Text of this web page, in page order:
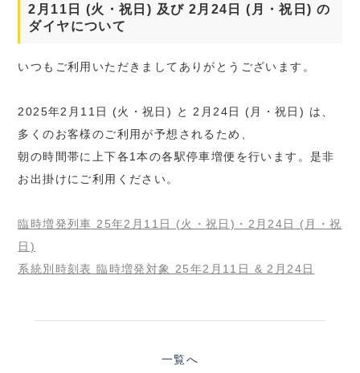
2月11日 (火・祝日) 及び 2月24日 (月・祝日) の
ダイヤについて
いつもご利用いただきましてありがとうございます。
2025年2月11日 (火・祝日) と 2月24日 (月・祝日) は、
多くのお客様のご利用が予想されるため、
朝の時間帯に上下各1本の各駅停車増便を行います。是非
お出掛けにご利用ください。
臨時増発列車 25年2月11日 (火・祝日)・2月24日 (月・祝
日)
系統別時刻表 臨時増発対象 25年2月11日 & 2月24日
一覧へ